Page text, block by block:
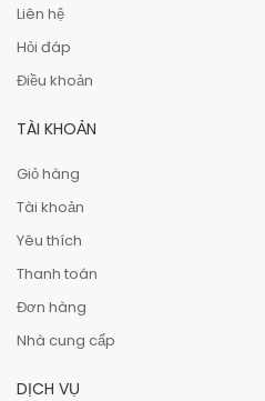
Liên hệ
Hỏi đáp
Điều khoản
TÀI KHOẢN
Giỏ hàng
Tài khoản
Yêu thích
Thanh toán
Đơn hàng
Nhà cung cấp
DỊCH VỤ